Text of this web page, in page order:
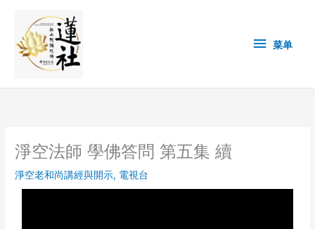
content
单 菜单
淨空法師 學佛答問 第五集 續
淨空老和尚講經與開示, 電視台